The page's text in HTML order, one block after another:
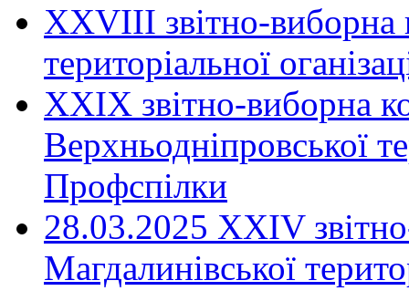
ХХVIII звітно-виборна
територіальної
XXIX звітно-виборна
Верхньодніпровської
Профспілки
28.03.2025 ХХІV
Магдалинівської